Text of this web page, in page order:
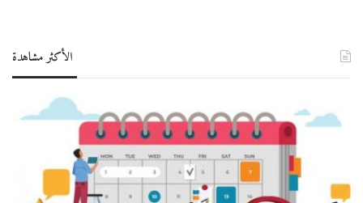
الأكثر مشاهدة